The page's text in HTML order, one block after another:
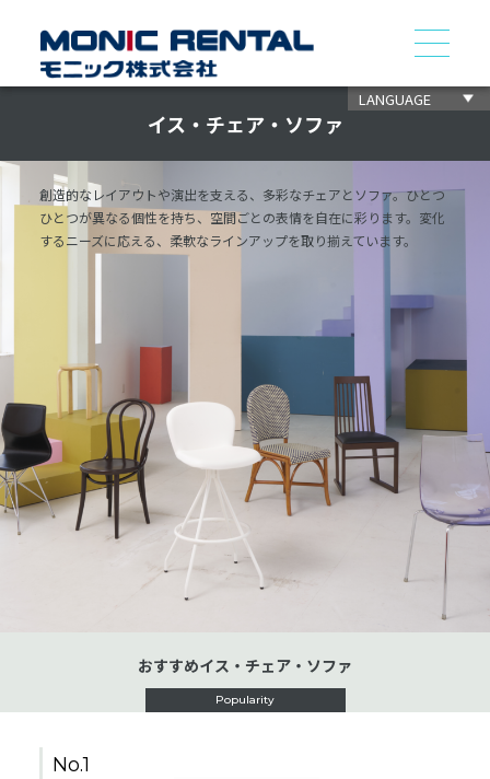
LANGUAGE
イス・チェア・ソファ
創造的なレイアウトや演出を支える、多彩なチェアとソファ。ひとつ
ひとつが異なる個性を持ち、空間ごとの表情を自在に彩ります。変化
するニーズに応える、柔軟なラインアップを取り揃えています。
おすすめイス・チェア・ソファ
Popularity
No.1